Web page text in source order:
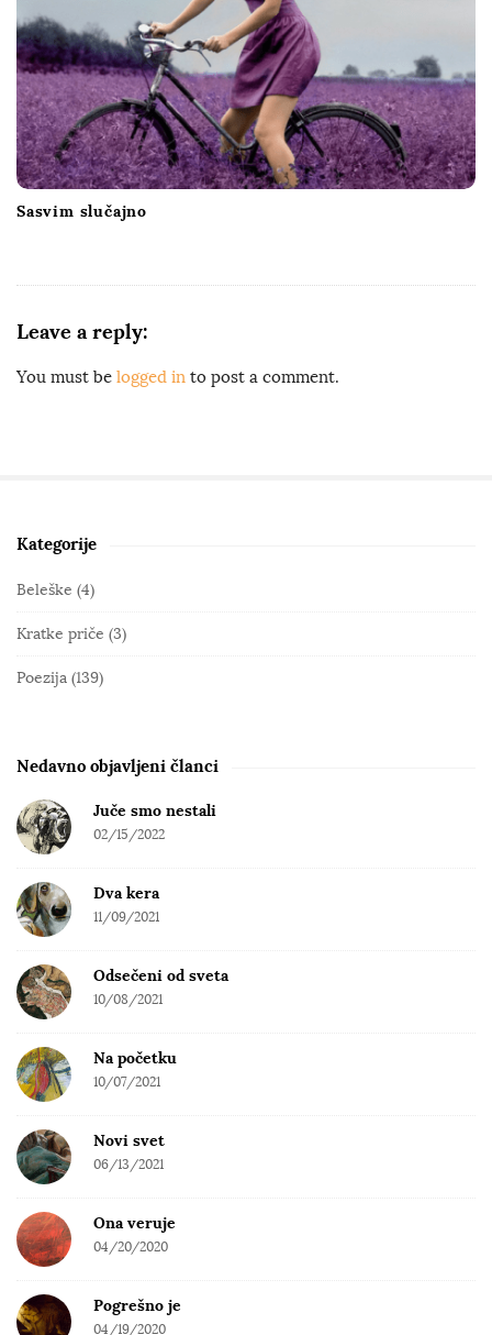
Sasvim slučajno
Leave a reply:
You must be logged in to post a comment.
S
i
e
S
e
a
r
Kategorije
Beleške (4)
Kratke priče (3)
Poezija (139)
Nedavno objavljeni članci
Juče smo nestali
02/15/2022
Dva kera
11/09/2021
Odsečeni od sveta
10/08/2021
Na početku
10/07/2021
Novi svet
06/13/2021
Ona veruje
04/20/2020
Pogrešno je
04/19/2020